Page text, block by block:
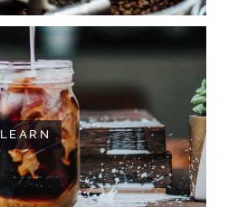
LEARN